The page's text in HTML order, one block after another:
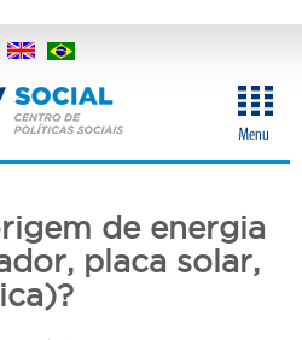
de energia
placa solar,